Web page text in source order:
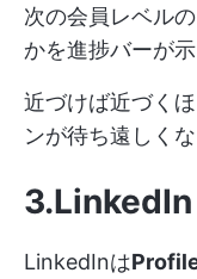
次の会員レベル
かを進捗バーが示
近づけば近づくほ
ンが待ち遠しくな
3.LinkedIn
LinkedInは